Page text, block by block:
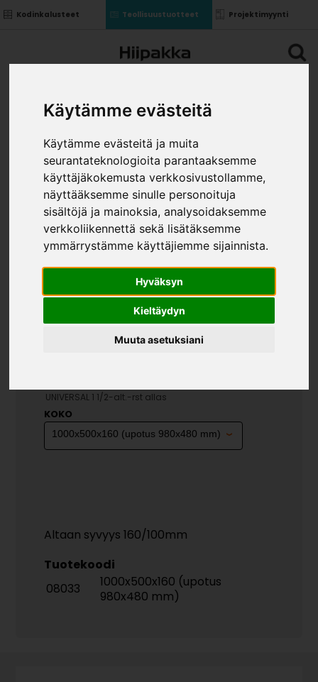
Käytämme evästeitä
Käytämme evästeitä ja muita
seurantateknologioita parantaaksemme
käyttäjäkokemusta verkkosivustollamme,
näyttääksemme sinulle personoituja
sisältöjä ja mainoksia, analysoidaksemme
verkkoliikennettä sekä lisätäksemme
ymmärrystämme käyttäjiemme sijainnista.
Hyväksyn
Kieltäydyn
Muuta asetuksiani
Kodinkalusteet Teollisuustuotteet Projektimyynti
UNIVERSAL 1 1/2-alt.-rst allas
KOKO
Altaan syvyys 160/100mm
Tuotekoodi
08033
1000x500x160 (upotus
980x480 mm)